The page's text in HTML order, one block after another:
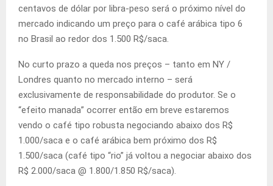
centavos de dólar por libra-peso será o próximo nível do
mercado indicando um preço para o café arábica tipo 6
no Brasil ao redor dos 1.500 R$/saca.
No curto prazo a queda nos preços – tanto em NY /
Londres quanto no mercado interno – será
exclusivamente de responsabilidade do produtor. Se o
“efeito manada” ocorrer então em breve estaremos
vendo o café tipo robusta negociando abaixo dos R$
1.000/saca e o café arábica bem próximo dos R$
1.500/saca (café tipo “rio” já voltou a negociar abaixo dos
R$ 2.000/saca @ 1.800/1.850 R$/saca).